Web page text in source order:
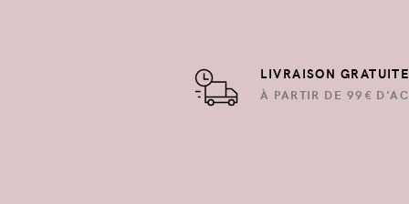
LIVRAISON
À PARTIR DE 99€